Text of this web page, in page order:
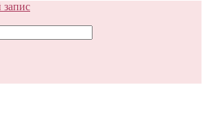
запис